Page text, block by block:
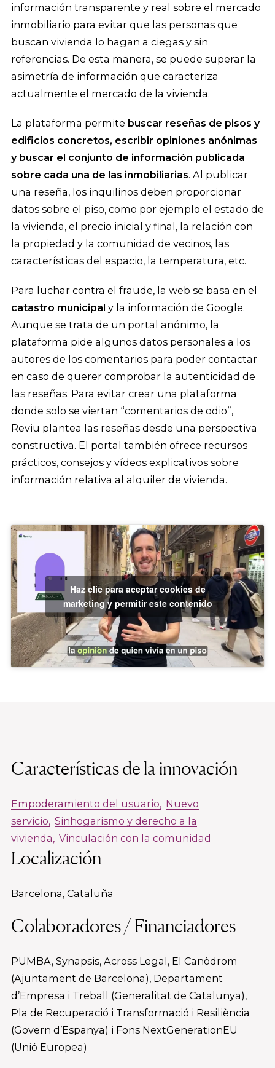
información transparente y real sobre el mercado
inmobiliario para evitar que las personas que
buscan vivienda lo hagan a ciegas y sin
referencias. De esta manera, se puede superar la
asimetría de información que caracteriza
actualmente el mercado de la vivienda.
La plataforma permite buscar reseñas de pisos y
edificios concretos, escribir opiniones anónimas
y buscar el conjunto de información publicada
sobre cada una de las inmobiliarias. Al publicar
una reseña, los inquilinos deben proporcionar
datos sobre el piso, como por ejemplo el estado de
la vivienda, el precio inicial y final, la relación con
la propiedad y la comunidad de vecinos, las
características del espacio, la temperatura, etc.
Para luchar contra el fraude, la web se basa en el
catastro municipal y la información de Google.
Aunque se trata de un portal anónimo, la
plataforma pide algunos datos personales a los
autores de los comentarios para poder contactar
en caso de querer comprobar la autenticidad de
las reseñas. Para evitar crear una plataforma
donde solo se viertan “comentarios de odio”,
Reviu plantea las reseñas desde una perspectiva
constructiva. El portal también ofrece recursos
prácticos, consejos y vídeos explicativos sobre
información relativa al alquiler de vivienda.
Haz clic para aceptar cookies de
marketing y permitir este contenido
Características de la innovación
Empoderamiento del usuario Nuevo
servicio Sinhogarismo y derecho a la
vivienda Vinculación con la comunidad
Localización
Barcelona, Cataluña
Colaboradores / Financiadores
PUMBA, Synapsis, Across Legal, El Canòdrom
(Ajuntament de Barcelona), Departament
d’Empresa i Treball (Generalitat de Catalunya),
Pla de Recuperació i Transformació i Resiliència
(Govern d’Espanya) i Fons NextGenerationEU
(Unió Europea)